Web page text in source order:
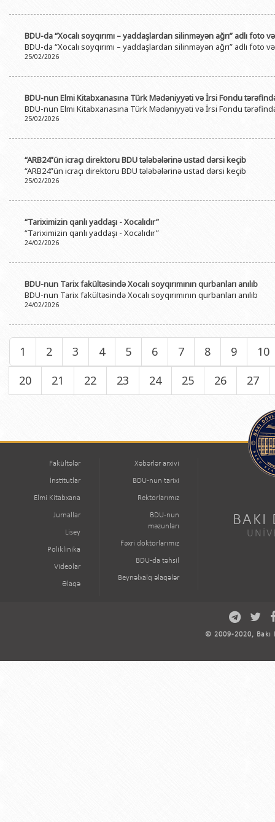
BDU-da “Xocalı soyqırımı – yaddaşlardan silinməyən ağrı” adlı foto
BDU-da “Xocalı soyqırımı – yaddaşlardan silinməyən ağrı” adlı foto
25/02/2026
BDU-nun Elmi Kitabxanasına Türk Mədəniyyəti və İrsi Fondu
BDU-nun Elmi Kitabxanasına Türk Mədəniyyəti və İrsi Fondu
25/02/2026
“ARB24”ün icraçı direktoru BDU tələbələrinə ustad dərsi keçib
“ARB24”ün icraçı direktoru BDU tələbələrinə ustad dərsi keçib
25/02/2026
“Tariximizin qanlı yaddaşı - Xocalıdır”
“Tariximizin qanlı yaddaşı - Xocalıdır”
24/02/2026
BDU-nun Tarix fakültəsində Xocalı soyqırımının qurbanları anılıb
BDU-nun Tarix fakültəsində Xocalı soyqırımının qurbanları anılıb
24/02/2026
1 2 3 4 5 6 7 8 9
10
20
21 22 23 24 25 26 27
Fakültələr
İnstitutlar
Elmi Kitabxana
Jurnallar
Lisey
Poliklinika
Videolar
Əlaqə
Xəbərlər arxivi
BDU-nun tarixi
Rektorlarımız
BDU-nun
məzunları
Fəxri doktorlarımız
BDU-da təhsil
Beynəlxalq əlaqələr
BAKI
© 2009-2020,